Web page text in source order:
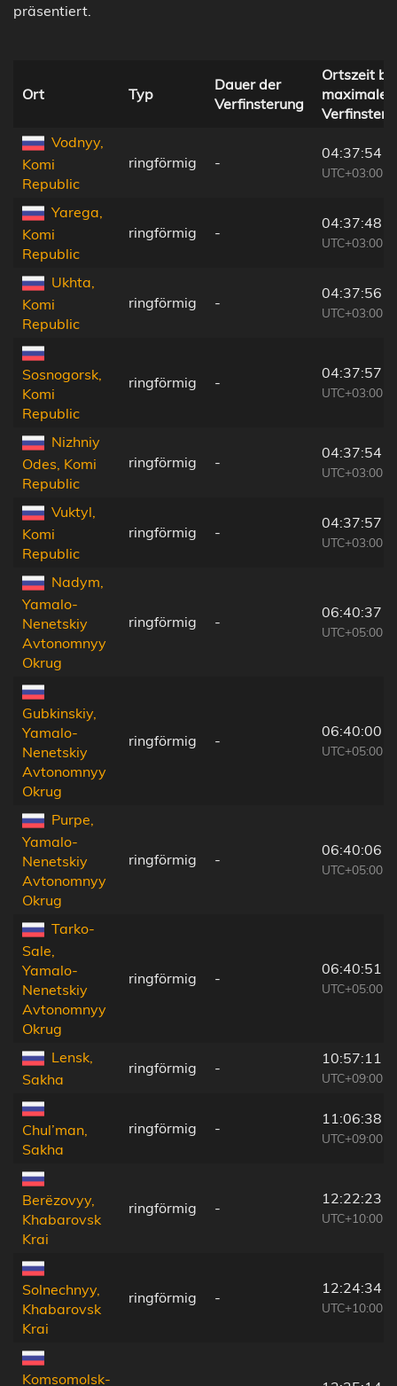
präsentiert.
Ort Typ
Dauer der
Verfinsterung
Ortszeit
maximaler
Vodnyy,
Komi
Republic
ringförmig -
04:37:54
UTC+03:00
Yarega,
Komi
Republic
ringförmig -
04:37:48
UTC+03:00
Ukhta,
Komi
Republic
ringförmig -
04:37:56
UTC+03:00
Sosnogorsk,
Komi
Republic
ringförmig -
04:37:57
UTC+03:00
Nizhniy
Odes, Komi
Republic
ringförmig -
04:37:54
UTC+03:00
Vuktyl,
Komi
Republic
ringförmig -
04:37:57
UTC+03:00
Nadym,
Yamalo-
Nenetskiy
Avtonomnyy
Okrug
ringförmig -
06:40:37
UTC+05:00
Gubkinskiy,
Yamalo-
Nenetskiy
Avtonomnyy
Okrug
ringförmig -
06:40:00
UTC+05:00
Purpe,
Yamalo-
Nenetskiy
Avtonomnyy
Okrug
ringförmig -
06:40:06
UTC+05:00
Tarko-
Sale,
Yamalo-
Nenetskiy
Avtonomnyy
Okrug
ringförmig -
06:40:51
UTC+05:00
Lensk,
Sakha
ringförmig -
10:57:11
UTC+09:00
Chul’man,
Sakha
ringförmig -
11:06:38
UTC+09:00
Berëzovyy,
Khabarovsk
Krai
ringförmig -
12:22:23
UTC+10:00
Solnechnyy,
Khabarovsk
Krai
ringförmig -
12:24:34
UTC+10:00
Komsomolsk-